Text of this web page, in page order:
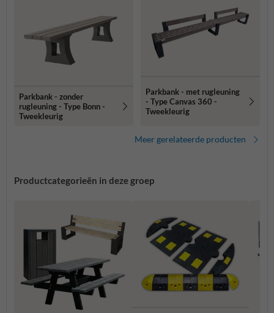
Parkbank - zonder
rugleuning - Type Bonn -
Tweekleurig
Parkbank - met rugleuning
- Type Canvas 360 -
Tweekleurig
Meer gerelateerde producten
Productcategorieën in deze groep